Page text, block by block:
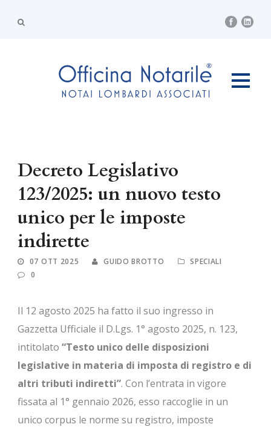
Decreto Legislativo
123/2025: un nuovo testo
unico per le imposte
indirette
07 OTT 2025 GUIDO BROTTO
SPECIALI
0
Il 12 agosto 2025 ha fatto il suo ingresso in
Gazzetta Ufficiale il D.Lgs. 1° agosto 2025, n. 123,
intitolato “Testo unico delle disposizioni
legislative in materia di imposta di registro e di
altri tributi indiretti”. Con l’entrata in vigore
fissata al 1° gennaio 2026, esso raccoglie in un
unico corpus le norme su registro, imposte